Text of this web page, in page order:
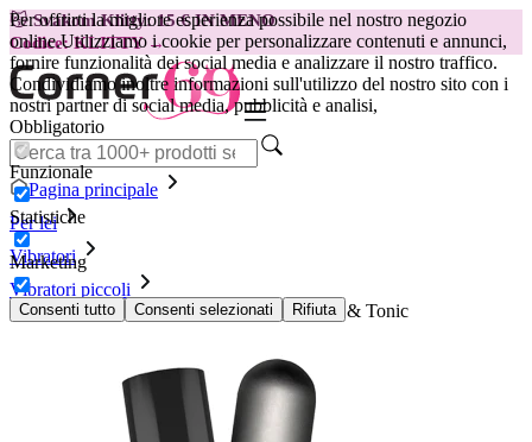
Per offrirti la migliore esperienza possibile nel nostro negozio
online.Utilizziamo i cookie per personalizzare contenuti e annunci,
fornire funzionalità dei social media e analizzare il nostro traffico.
Condividiamo inoltre informazioni sull'utilizzo del nostro sito con i
nostri partner di social media, pubblicità e analisi,
Obbligatorio
Funzionale
Statistiche
Marketing
Consenti tutto Consenti selezionati Rifiuta
😽Svakom Klitty: 15 € IN MENO
Codice: KLITTY →
Pagina principale
Per lei
Vibratori
Vibratori piccoli
Orgie - Kit vibrante Vibe Bullet Fragola Gin & Tonic